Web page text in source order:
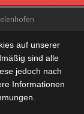
auf unserer
sind alle
jedoch nach
Informationen